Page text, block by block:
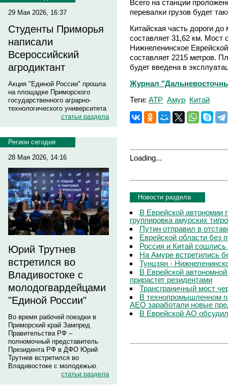
29 Мая 2026, 16:37
Студенты Приморья
написали
Всероссийский
агродиктант
Акция "Единой России" прошла
на площадке Приморского
государственного аграрно-
технологического университета
статьи раздела
Регион сегодня
28 Мая 2026, 14:16
Юрий Трутнев
встретился во
Владивостоке с
молодогвардейцами
"Единой России"
Во время рабочей поездки в
Приморский край Зампред
Правительства РФ –
полномочный представитель
Президента РФ в ДФО Юрий
Трутнев встретился во
Владивостоке с молодежью.
статьи раздела
Всего на станции
перевалки грузов будет
Китайская часть дороги
составляет 31,62 км. Мост
Нижнеленинское
составляет 2215 метров.
будет введена в
Журнал
Теги: АТР Амур Китай
Loading...
Новости раздела
В Еврейской автономии
группировка амурских
Путин отправил в
Еврейской области без
Россия и Китай сошлись
На Амуре встретились
Тунцзян -
В Еврейской
прирастет резидентами
Трансграничный мост
В технопромышленном
АЕО заработали новые
В Еврейской АО